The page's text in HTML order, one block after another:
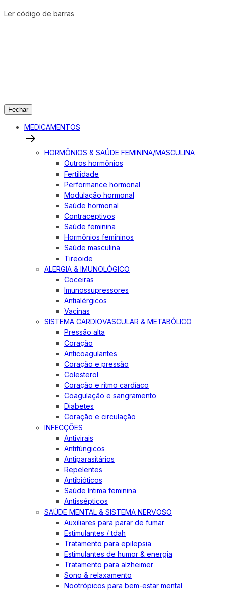
Ler código de barras
Fechar
MEDICAMENTOS
HORMÔNIOS & SAÚDE FEMININA/MASCULINA
Outros hormônios
Fertilidade
Performance hormonal
Modulação hormonal
Saúde hormonal
Contraceptivos
Saúde feminina
Hormônios femininos
Saúde masculina
Tireoide
ALERGIA & IMUNOLÓGICO
Coceiras
Imunossupressores
Antialérgicos
Vacinas
SISTEMA CARDIOVASCULAR & METABÓLICO
Pressão alta
Coração
Anticoagulantes
Coração e pressão
Colesterol
Coração e ritmo cardíaco
Coagulação e sangramento
Diabetes
Coração e circulação
INFECÇÕES
Antivirais
Antifúngicos
Antiparasitários
Repelentes
Antibióticos
Saúde íntima feminina
Antissépticos
SAÚDE MENTAL & SISTEMA NERVOSO
Auxiliares para parar de fumar
Estimulantes / tdah
Tratamento para epilepsia
Estimulantes de humor & energia
Tratamento para alzheimer
Sono & relaxamento
Nootrópicos para bem-estar mental